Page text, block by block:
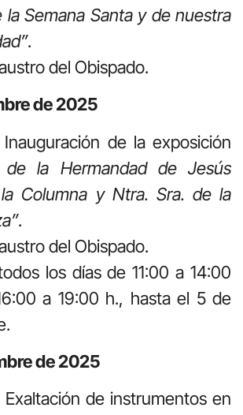
la Semana Santa y de nuestra
.
del Obispado.
de 2025
Inauguración de la exposición
de la Hermandad de Jesús
Columna y Ntra. Sra. de la
.
del Obispado.
los días de 11:00 a 14:00
a 19:00 h., hasta el 5 de
de 2025
Exaltación de instrumentos en